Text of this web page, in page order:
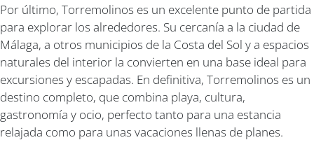
Por último, Torremolinos es un excelente punto de partida
para explorar los alrededores. Su cercanía a la ciudad de
Málaga, a otros municipios de la Costa del Sol y a espacios
naturales del interior la convierten en una base ideal para
excursiones y escapadas. En definitiva, Torremolinos es un
destino completo, que combina playa, cultura,
gastronomía y ocio, perfecto tanto para una estancia
relajada como para unas vacaciones llenas de planes.